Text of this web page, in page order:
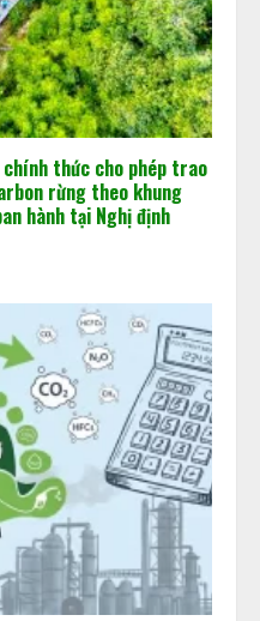
thức cho phép trao
rừng theo khung
hành tại Nghị định